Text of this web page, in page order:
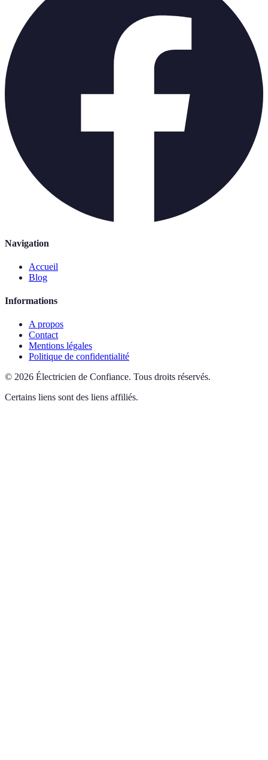
Navigation
Accueil
Blog
Informations
A propos
Contact
Mentions légales
Politique de confidentialité
© 2026 Électricien de Confiance. Tous droits réservés.
Certains liens sont des liens affiliés.